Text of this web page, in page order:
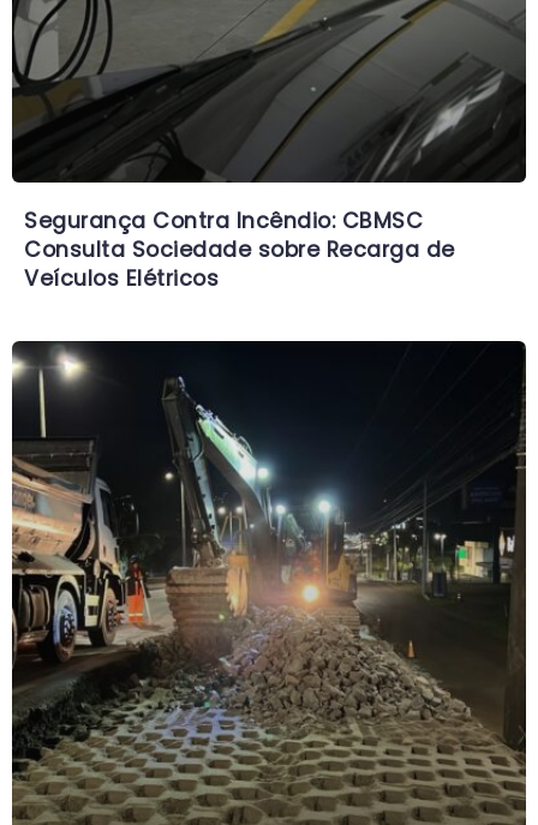
Segurança Contra Incêndio: CBMSC
Consulta Sociedade sobre Recarga de
Veículos Elétricos